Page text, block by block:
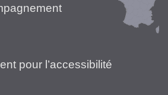
pour l’accessibilité